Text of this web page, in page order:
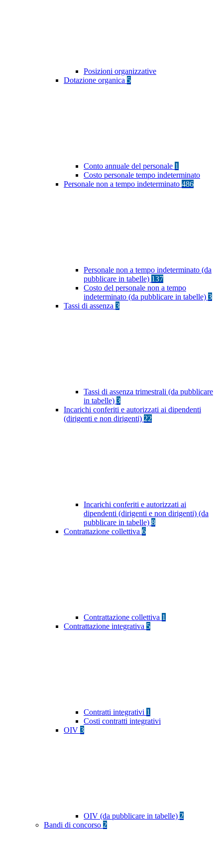
Posizioni organizzative
Dotazione organica 5
Conto annuale del personale 1
Costo personale tempo indeterminato
Personale non a tempo indeterminato 486
Personale non a tempo indeterminato (da
pubblicare in tabelle) 137
Costo del personale non a tempo
indeterminato (da pubblicare in tabelle) 3
Tassi di assenza 3
Tassi di assenza trimestrali (da pubblicare
in tabelle) 3
Incarichi conferiti e autorizzati ai dipendenti
(dirigenti e non dirigenti) 22
Incarichi conferiti e autorizzati ai
dipendenti (dirigenti e non dirigenti) (da
pubblicare in tabelle) 8
Contrattazione collettiva 6
Contrattazione collettiva 1
Contrattazione integrativa 5
Contratti integrativi 1
Costi contratti integrativi
OIV 3
OIV (da pubblicare in tabelle) 2
Bandi di concorso 2